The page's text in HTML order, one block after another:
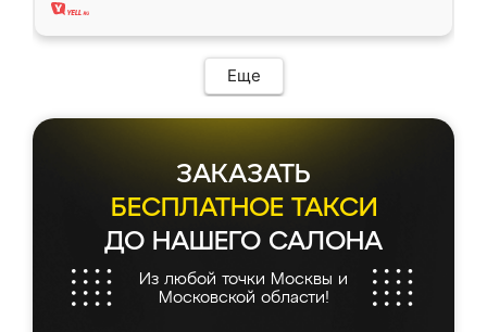
Еще
ЗАКАЗАТЬ
БЕСПЛАТНОЕ ТАКСИ
ДО НАШЕГО САЛОНА
Из любой точки Москвы и
Московской области!